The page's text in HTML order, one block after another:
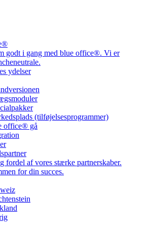
godt i gang med blue office®. Vi er
ydelser
(tilføjelsesprogrammer)
office® gå
fordel af vores stærke partnerskaber.
for din succes.